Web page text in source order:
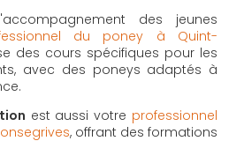
des jeunes
du poney à Quint-
des cours spécifiques pour les
avec des poneys adaptés à
est aussi votre professionnel
, offrant des formations